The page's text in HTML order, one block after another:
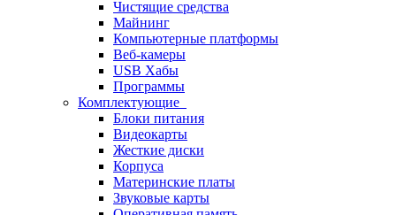
Чистящие средства
Майнинг
Компьютерные платформы
Веб-камеры
USB Хабы
Программы
Комплектующие
Блоки питания
Видеокарты
Жесткие диски
Корпуса
Материнские платы
Звуковые карты